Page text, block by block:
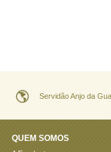
Servidão Anjo da
QUEM SOMOS